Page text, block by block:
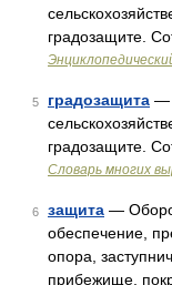
градозащите.
5 градозащита —
градозащите.
Словарь многих
6 защита —
обеспечение,
опора,
прибежище,